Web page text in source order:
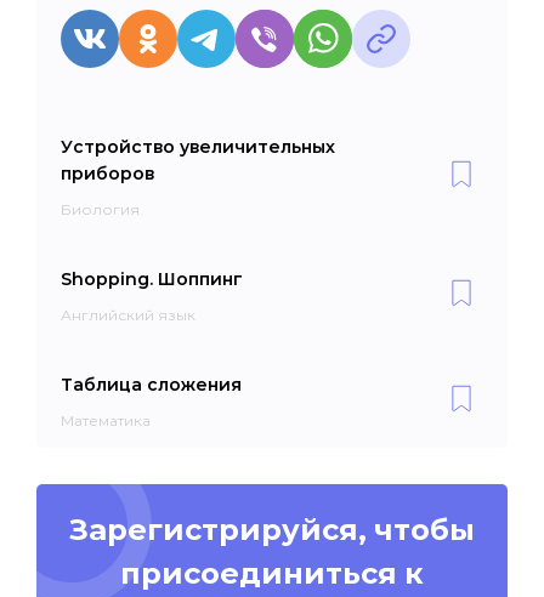
Устройство увеличительных
приборов
Биология
Shopping. Шоппинг
Английский язык
Таблица сложения
Математика
Зарегистрируйся, чтобы
присоединиться к